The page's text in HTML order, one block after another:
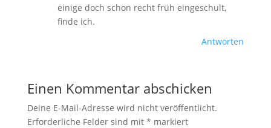
einige doch schon recht früh eingeschult,
finde ich.
Antworten
Einen Kommentar abschicken
Deine E-Mail-Adresse wird nicht veröffentlicht.
Erforderliche Felder sind mit * markiert